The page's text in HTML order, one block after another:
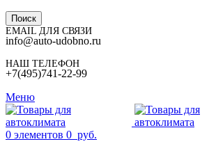
Поиск
EMAIL ДЛЯ СВЯЗИ
info@auto-udobno.ru
НАШ ТЕЛЕФОН
+7(495)741-22-99
Меню
0 элементов 0 руб.